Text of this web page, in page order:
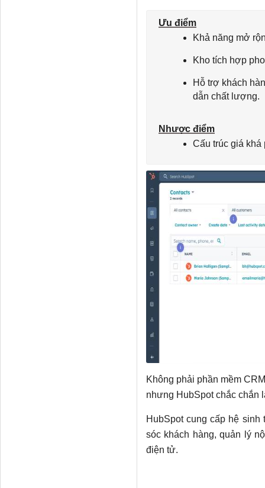
Ưu điểm
Khả năng mở
Kho tích hợp
Hỗ trợ khách
dẫn chất lượng.
Nhược điểm
Cấu trúc giá khá
Không phải phần mềm
nhưng HubSpot chắc chắn
HubSpot cung cấp hệ sinh
sóc khách hàng, quản lý
điện tử.